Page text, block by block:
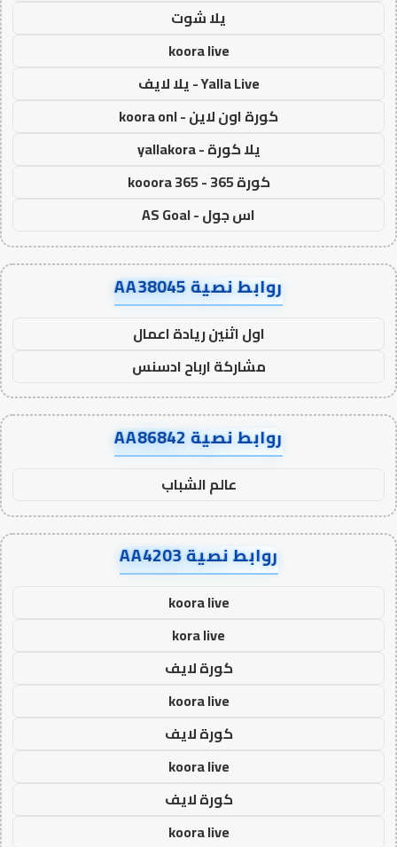
يلا شوت
koora live
Yalla Live - يلا لايف
كورة اون لاين - koora onl
يلا كورة - yallakora
كورة 365 - kooora 365
اس جول - AS Goal
روابط نصية AA38045
اول اثنين ريادة اعمال
مشاركة ارباح ادسنس
روابط نصية AA86842
عالم الشباب
روابط نصية AA4203
koora live
kora live
كورة لايف
koora live
كورة لايف
koora live
كورة لايف
koora live